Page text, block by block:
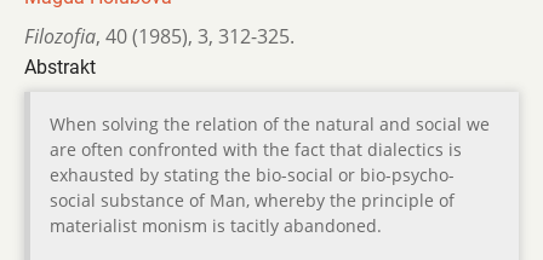
Filozofia, 40 (1985), 3, 312-325.
Abstrakt
When solving the relation of the natural and social we
are often confronted with the fact that dialectics is
exhausted by stating the bio-social or bio-psycho-
social substance of Man, whereby the principle of
materialist monism is tacitly abandoned.